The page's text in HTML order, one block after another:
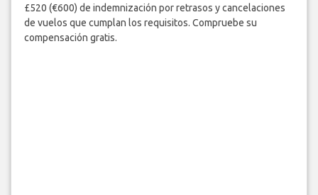
£520 (€600) de indemnización por retrasos y cancelaciones
de vuelos que cumplan los requisitos. Compruebe su
compensación gratis.